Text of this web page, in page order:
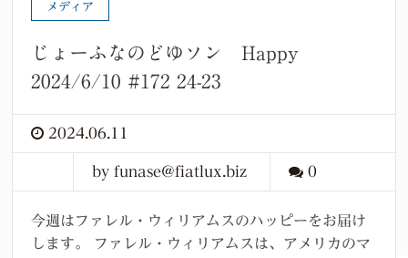
メディア
じょーふなのどゆソン Happy
2024/6/10 #172 24-23
2024.06.11
by funase@fiatlux.biz 0
今週はファレル・ウィリアムスのハッピーをお届け
します。 ファレル・ウィリアムスは、アメリカのマ